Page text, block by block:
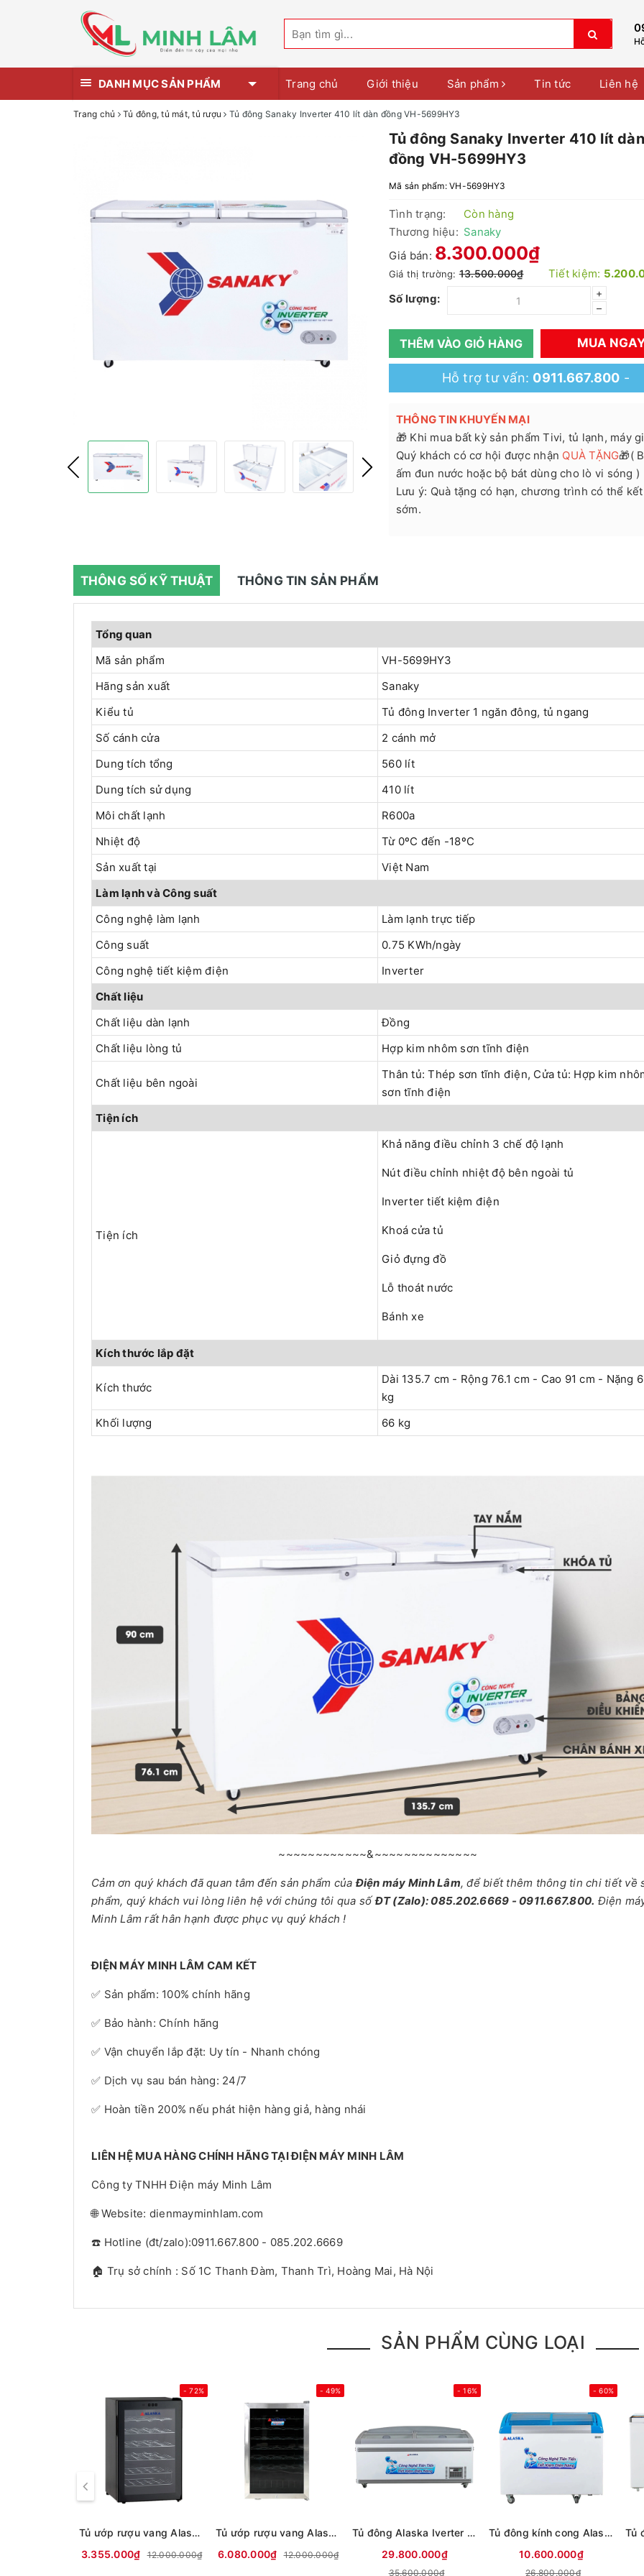
DANH MỤC SẢN PHẨM Trang chủ Giới thiệu Sản phẩm Tin tức Liên hệ
Trang chủ Tủ đông, tủ mát, tủ rượu Tủ đông Sanaky Inverter 410 lít dàn đồng VH-5699HY3
Tủ đông Sanaky Inverter 410 lít dàn
đồng VH-5699HY3
Mã sản phẩm: VH-5699HY3
Tình trạng:
Còn hàng
Thương hiệu: Sanaky
Giá bán: 8.300.000₫
Giá thị trường:13.500.000₫ Tiết kiệm:
Số lượng:
+
–
THÊM VÀO GIỎ HÀNG MUA
Hỗ trợ tư vấn: 0911.667.800 -
THÔNG TIN KHUYẾN MẠI
🎁 Khi mua bất kỳ sản phẩm Tivi, tủ lạnh, máy
Quý khách có cơ hội được nhận QUÀ TẶNG🎁(
ấm đun nước hoặc bộ bát dùng cho lò vi sóng )
Lưu ý: Quà tặng có hạn, chương trình có thể
sớm.
THÔNG SỐ KỸ THUẬT THÔNG TIN SẢN PHẨM
Tổng quan
Mã sản phẩm
VH-5699HY3
Hãng sản xuất
Sanaky
Kiểu tủ
Tủ đông Inverter 1 ngăn đông, tủ ngang
Số cánh cửa
2 cánh mở
Dung tích tổng
560 lít
Dung tích sử dụng
410 lít
Môi chất lạnh
R600a
Nhiệt độ
Từ 0ºC đến -18ºC
Sản xuất tại
Việt Nam
Làm lạnh và Công suất
Công nghệ làm lạnh
Làm lạnh trực tiếp
Công suất
0.75 KWh/ngày
Công nghệ tiết kiệm điện
Inverter
Chất liệu
Chất liệu dàn lạnh
Đồng
Chất liệu lòng tủ
Hợp kim nhôm sơn tĩnh điện
Chất liệu bên ngoài
Thân tủ: Thép sơn tĩnh điện, Cửa tủ: Hợp kim
sơn tĩnh điện
Tiện ích
Tiện ích
Khả năng điều chỉnh 3 chế độ lạnh
Nút điều chỉnh nhiệt độ bên ngoài tủ
Inverter tiết kiệm điện
Khoá cửa tủ
Giỏ đựng đồ
Lỗ thoát nước
Bánh xe
Kích thước lắp đặt
Kích thước
Dài 135.7 cm - Rộng 76.1 cm - Cao 91 cm - Nặng
kg
Khối lượng
66 kg
~~~~~~~~~~~~&~~~~~~~~~~~~~~
Cảm ơn quý khách đã quan tâm đến sản phẩm củaĐiện máy Minh Lâm, để biết thêm thông tin chi tiết về
phẩm, quý khách vui lòng liên hệ với chúng tôi qua sốĐT (Zalo): 085.202.6669 - 0911.667.800. Điện
Minh Lâm rất hân hạnh được phục vụ quý khách !
ĐIỆN MÁY MINH LÂM CAM KẾT
✅ Sản phẩm: 100% chính hãng
✅ Bảo hành: Chính hãng
✅ Vận chuyển lắp đặt: Uy tín - Nhanh chóng
✅ Dịch vụ sau bán hàng: 24/7
✅ Hoàn tiền 200% nếu phát hiện hàng giả, hàng nhái
LIÊN HỆ MUA HÀNG CHÍNH HÃNG TẠI ĐIỆN MÁY MINH LÂM
Công ty TNHH Điện máy Minh Lâm
🌐 Website: dienmayminhlam.com
☎️ Hotline (đt/zalo):0911.667.800 - 085.202.6669
🏠 Trụ sở chính : Số 1C Thanh Đàm, Thanh Trì, Hoàng Mai, Hà Nội
SẢN PHẨM CÙNG LOẠI
- 72%
Tủ ướp rượu vang Alaska JC-28S
3.355.000₫
12.000.000₫
- 49%
Tủ ướp rượu vang Alaska JC-48
6.080.000₫
12.000.000₫
- 16%
Tủ đông Alaska Iverter 740 lít KN-450
29.800.000₫
35.600.000₫
- 60%
Tủ đông kính cong Alaska Inverter 355 lít KC-203S
10.600.000₫
26.800.000₫